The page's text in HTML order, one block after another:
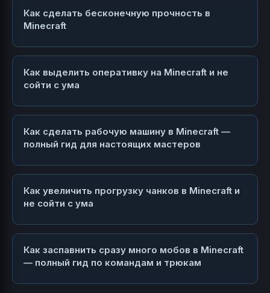
Как сделать бесконечную прочность в
Minecraft
Как выделить оперативку на Minecraft и не
сойти с ума
Как сделать рабочую машину в Minecraft —
полный гид для настоящих мастеров
Как увеличить прогрузку чанков в Minecraft и
не сойти с ума
Как заспавнить сразу много мобов в Minecraft
— полный гид по командам и трюкам